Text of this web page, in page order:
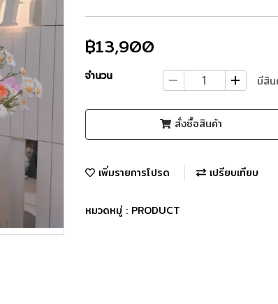
฿13,900
จำนวน มีสิ
สั่งซื้อสินค้า
เพิ่มรายการโปรด เปรียบเทียบ
หมวดหมู่ : PRODUCT